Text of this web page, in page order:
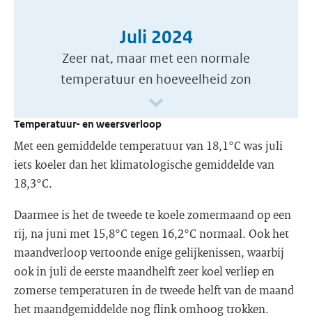
Juli 2024
Zeer nat, maar met een normale
temperatuur en hoeveelheid zon
Temperatuur- en weersverloop
Met een gemiddelde temperatuur van 18,1°C was juli
iets koeler dan het klimatologische gemiddelde van
18,3°C.
Daarmee is het de tweede te koele zomermaand op een
rij, na juni met 15,8°C tegen 16,2°C normaal. Ook het
maandverloop vertoonde enige gelijkenissen, waarbij
ook in juli de eerste maandhelft zeer koel verliep en
zomerse temperaturen in de tweede helft van de maand
het maandgemiddelde nog flink omhoog trokken.